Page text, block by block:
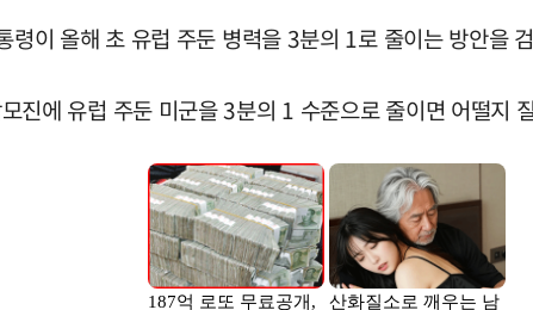
이 올해 초 유럽 주둔 병력을 3분의 1로 줄이는 방안을
진에 유럽 주둔 미군을 3분의 1 수준으로 줄이면 어떨지